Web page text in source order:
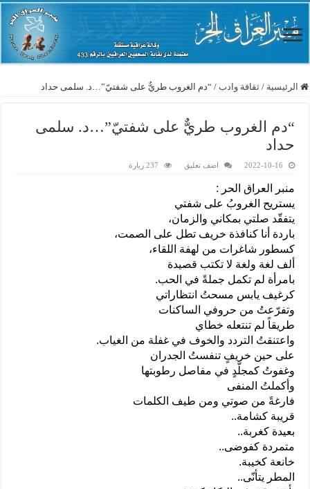
الرئيسية / ثقافة وادب / “دم الغروب طريٌّ على شفتيّ”…د. سلمى حداد
“دم الغروب طريٌّ على شفتيّ”…د. سلمى
حداد
2022-10-16 اضف تعليق 237 زيارة
منبر العراق الحر :
يستريح الغروبُ على شفتي
يتفقّد صلتي بمكاني والزمان،
باردة أنا كنافذة خريف تطل على الصمت،
كسطور شاغرات من لهفة اللقاء،
ألف لغة ولغة لا تكتب قصيدة
بامرأة لم تكمل جملةً في الحب.
كرغيف يابس مسحتُ انتظاراتي
وتفرّعتُ من حروفي الساكنات
طريقاً لم تنتعله خطاي
واعتنقتُ التردد والخوف في غفلة من الغياب.
على حين خريفٍ تنفستُ الجدران
وغفوتُ كمجلّدٍ في مفاصل رطوبتها
وأكملتُ المنفى
فارغةً من صوتي ومن طيف الكلمات
قريبة كشامة..
بعيدة كغربة..
متمردة كفوضى..
خانعة كخيبة.
المطر يتأنّى..